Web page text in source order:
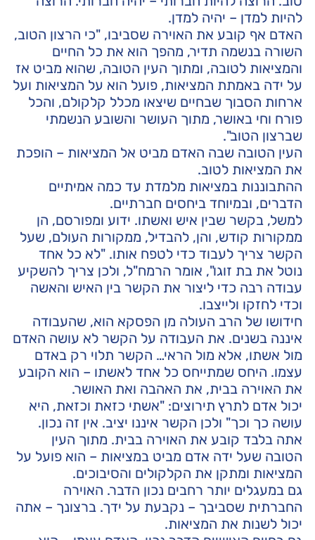
להיות למדן – יהיה למדן.
האדם אף קובע את האוירה שסביבו, "כי הרצון הטוב,
השורה בנשמה תדיר, מהפך הוא את כל החיים
והמציאות לטובה, ומתוך העין הטובה, שהוא מביט אז
על ידה באמתת המציאות, פועל הוא על המציאות ועל
ארחות הסבוך שבחיים שיצאו מכלל קלקולם, והכל
פורח וחי באושר, מתוך העושר והשובע הנשמתי
שברצון הטוב".
העין הטובה שבה האדם מביט אל המציאות – הופכת
את המציאות לטוב.
ההתבוננות במציאות מלמדת עד כמה אמיתיים
הדברים, ובמיוחד ביחסים חברתיים.
למשל, בקשר שבין איש ואשתו. ידוע ומפורסם, הן
ממקורות קודש, והן, להבדיל, ממקורות העולם, שעל
הקשר צריך לעבוד כדי לטפח אותו. "לא כל אחד
נוטל את בת זוגו", אומר הרמח"ל, ולכן צריך להשקיע
עבודה רבה כדי ליצור את הקשר בין האיש והאשה
וכדי לחזקו ולייצבו.
חידושו של הרב העולה מן הפסקא הוא, שהעבודה
איננה בשנים. את העבודה על הקשר לא עושה האדם
מול אשתו, אלא מול הראי… הקשר תלוי רק באדם
עצמו. היחס שמתייחס כל אחד לאשתו – הוא הקובע
את האוירה בבית, את האהבה ואת האושר.
יכול אדם לתרץ תירוצים: "אשתי כזאת וכזאת, היא
עושה כך וכך" ולכן הקשר איננו יציב. אין זה נכון.
אתה בלבד קובע את האוירה בבית. מתוך העין
הטובה שעל ידה אדם מביט במציאות – הוא פועל על
המציאות ומתקן את הקלקולים והסיבוכים.
גם במעגלים יותר רחבים נכון הדבר. האוירה
החברתית שסביבך – נקבעת על ידך. ברצונך – אתה
יכול לשנות את המציאות.